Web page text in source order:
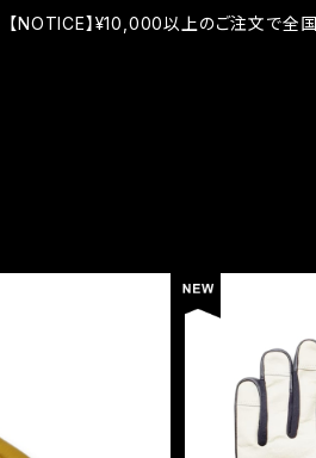
【NOTICE】¥10,000以上のご注文で全